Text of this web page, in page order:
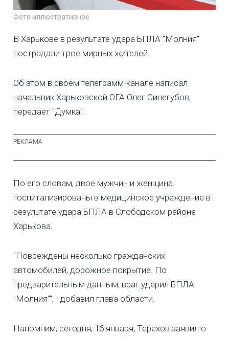
Фото иллюстративное
В Харькове в результате удара БПЛА "Молния"
пострадали трое мирных жителей.
Об этом в своем телеграмм-канале написал
начальник Харьковской ОГА Олег Синегубов,
передает "Думка".
По его словам, двое мужчин и женщина
госпитализированы в медицинское учреждение в
результате удара БПЛА в Слободском районе
Харькова.
"Повреждены несколько гражданских
автомобилей, дорожное покрытие. По
предварительным данным, враг ударил БПЛА
"Молния"", - добавил глава области.
Напомним, сегодня, 16 января, Терехов заявил о